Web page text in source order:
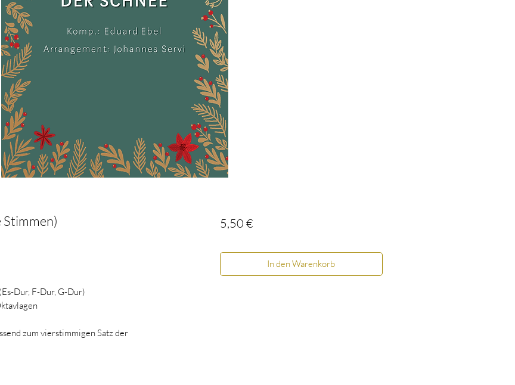
Stimmen)
Dur, F-Dur, G-Dur)
zum vierstimmigen Satz der
5,50 €Preis
In den Warenkorb